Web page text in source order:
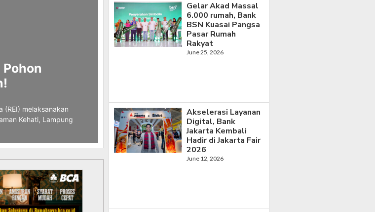
(REI) melaksanakan
Kehati, Lampung
Gelar Akad Massal
6.000 rumah, Bank
BSN Kuasai Pangsa
Pasar Rumah
Rakyat
June 25, 2026
Akselerasi Layanan
Digital, Bank
Jakarta Kembali
Hadir di Jakarta Fair
2026
June 12, 2026